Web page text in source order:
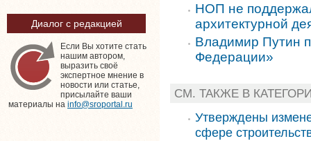
Диалог с редакцией
Если Вы хотите стать
нашим автором,
выразить своё
экспертное мнение в
новости или статье,
присылайте ваши
материалы на info@sroportal.ru
НОП не
архитектурной
Владимир Путин
Федерации»
СМ. ТАКЖЕ В
Утверждены
сфере